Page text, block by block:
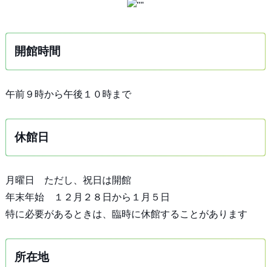
開館時間
午前９時から午後１０時まで
休館日
月曜日 ただし、祝日は開館
年末年始 １２月２８日から１月５日
特に必要があるときは、臨時に休館することがあります
所在地